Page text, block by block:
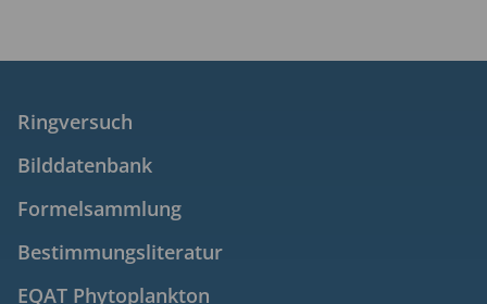
Ringversuch
Bilddatenbank
Formelsammlung
Bestimmungsliteratur
EQAT Phytoplankton